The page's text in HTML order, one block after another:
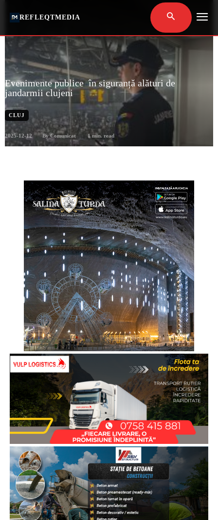
REFLEQTMEDIA
Evenimente publice în siguranță alături de
jandarmii clujeni
CLUJ
2025-12-12 By Comunicat 1min. read